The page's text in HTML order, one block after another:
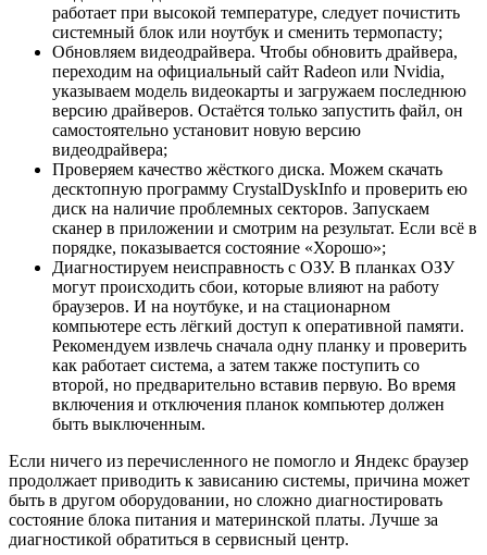
работает при высокой температуре, следует почистить
системный блок или ноутбук и сменить термопасту;
Обновляем видеодрайвера. Чтобы обновить драйвера,
переходим на официальный сайт Radeon или Nvidia,
указываем модель видеокарты и загружаем последнюю
версию драйверов. Остаётся только запустить файл, он
самостоятельно установит новую версию
видеодрайвера;
Проверяем качество жёсткого диска. Можем скачать
десктопную программу CrystalDyskInfo и проверить ею
диск на наличие проблемных секторов. Запускаем
сканер в приложении и смотрим на результат. Если всё в
порядке, показывается состояние «Хорошо»;
Диагностируем неисправность с ОЗУ. В планках ОЗУ
могут происходить сбои, которые влияют на работу
браузеров. И на ноутбуке, и на стационарном
компьютере есть лёгкий доступ к оперативной памяти.
Рекомендуем извлечь сначала одну планку и проверить
как работает система, а затем также поступить со
второй, но предварительно вставив первую. Во время
включения и отключения планок компьютер должен
быть выключенным.
Если ничего из перечисленного не помогло и Яндекс браузер
продолжает приводить к зависанию системы, причина может
быть в другом оборудовании, но сложно диагностировать
состояние блока питания и материнской платы. Лучше за
диагностикой обратиться в сервисный центр.